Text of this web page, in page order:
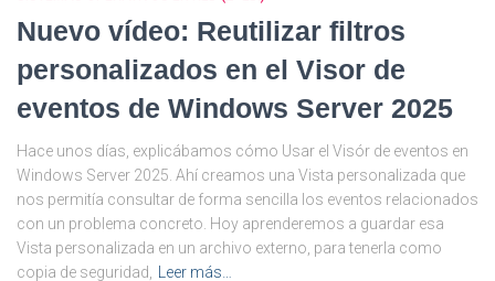
Nuevo vídeo: Reutilizar filtros
personalizados en el Visor de
eventos de Windows Server 2025
Hace unos días, explicábamos cómo Usar el Visór de eventos en
Windows Server 2025. Ahí creamos una Vista personalizada que
nos permitía consultar de forma sencilla los eventos relacionados
con un problema concreto. Hoy aprenderemos a guardar esa
Vista personalizada en un archivo externo, para tenerla como
copia de seguridad, Leer más…